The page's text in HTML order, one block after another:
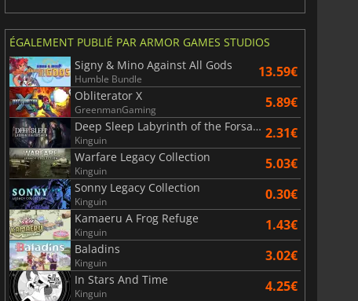
6.77€
WARHAMMER 3
15.48
ÉGALEMENT PUBLIÉ PAR ARMOR GAMES STUDIOS
Signy & Mino Against All Gods
Humble Bundle 13.59€
Obliterator X
GreenmanGaming 5.89€
Deep Sleep Labyrinth of the Forsaken
Kinguin 2.31€
Warfare Legacy Collection
Kinguin 5.03€
Sonny Legacy Collection
Kinguin 0.30€
Kamaeru A Frog Refuge
Kinguin 1.43€
Baladins
Kinguin 3.02€
In Stars And Time
Kinguin 4.25€